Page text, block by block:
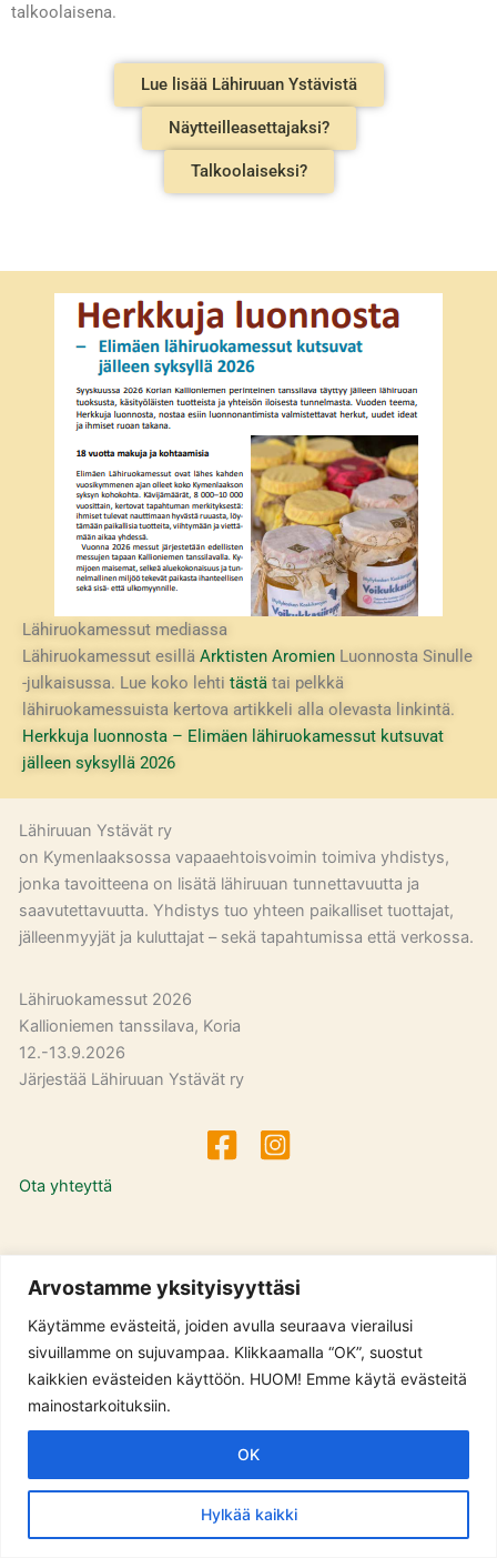
Arvostamme yksityisyyttäsi
Käytämme evästeitä, joiden avulla seuraava vierailusi
sivuillamme on sujuvampaa. Klikkaamalla “OK”, suostut
kaikkien evästeiden käyttöön. HUOM! Emme käytä evästeitä
mainostarkoituksiin.
Hylkää kaikki
OK
talkoolaisena.
Lue lisää Lähiruuan Ystävistä
Näytteilleasettajaksi?
Talkoolaiseksi?
Lähiruokamessut mediassa
Lähiruokamessut esillä Arktisten Aromien Luonnosta Sinulle
-julkaisussa. Lue koko lehti tästä tai pelkkä
lähiruokamessuista kertova artikkeli alla olevasta linkintä.
Herkkuja luonnosta – Elimäen lähiruokamessut kutsuvat
jälleen syksyllä 2026
Lähiruuan Ystävät ry
on Kymenlaaksossa vapaaehtoisvoimin toimiva yhdistys,
jonka tavoitteena on lisätä lähiruuan tunnettavuutta ja
saavutettavuutta. Yhdistys tuo yhteen paikalliset tuottajat,
jälleenmyyjät ja kuluttajat – sekä tapahtumissa että verkossa.
Lähiruokamessut 2026
Kallioniemen tanssilava, Koria
12.-13.9.2026
Järjestää Lähiruuan Ystävät ry
Ota yhteyttä
Tietosuojaseloste
kokemuksen sivuilla käynnistäsi.
Tietosuojaseloste